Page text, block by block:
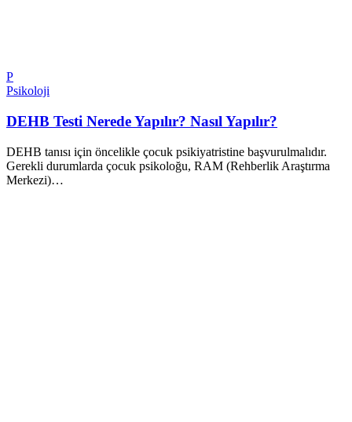
P
Psikoloji
DEHB Testi Nerede Yapılır? Nasıl Yapılır?
DEHB tanısı için öncelikle çocuk psikiyatristine başvurulmalıdır.
Gerekli durumlarda çocuk psikoloğu, RAM (Rehberlik Araştırma
Merkezi)…